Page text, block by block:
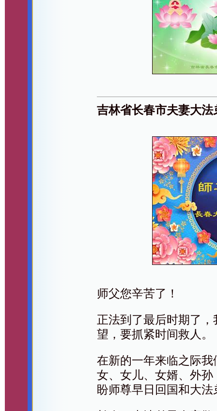
吉林省长春市夫妻大
师父您辛苦了！
正法到了最后时期了
望，要抓紧时间救人。
在新的一年来临之际
女、女儿、女婿、外
盼师尊早日回国和大